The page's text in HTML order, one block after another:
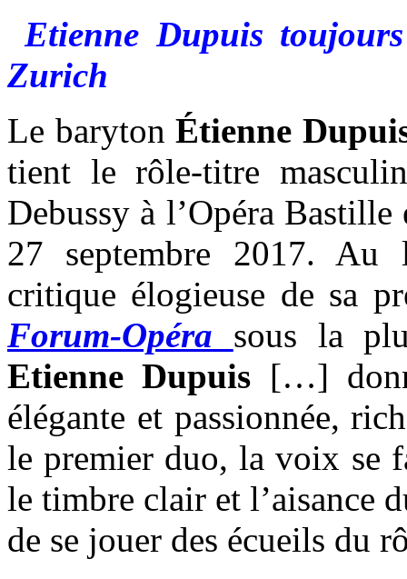
Etienne Dupuis
Zurich
Le barytonÉtienne
tient le rôle-titre
Debussy à l’Opéra
27 septembre 2017. Au
critique élogieuse de sa
Forum-Opéra sous la
Etienne Dupuis […]
élégante et passionnée,
le premier duo, la voix se
le timbre clair et l’aisance
de se jouer des écueils du